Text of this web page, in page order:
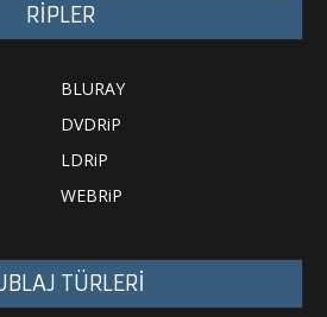
RİPLER
BLURAY
DVDRiP
LDRiP
WEBRiP
TÜRLERİ